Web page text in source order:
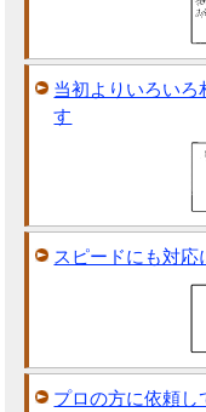
当初よりいろいろ
す
スピードにも対
プロの方に依頼し